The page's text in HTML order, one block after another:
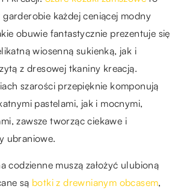
garderobie każdej ceniącej modny
obuwie fantastycznie prezentuje się
wiosenną sukienką, jak i
z dresowej tkaniny kreacją.
szarości przepięknie komponują
pastelami, jak i mocnymi,
zawsze tworząc ciekawe i
ubraniowe.
codzienne muszą założyć ulubioną
są botki z drewnianym obcasem,